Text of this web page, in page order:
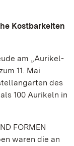
Kostbarkeiten
am „Aurikel-
11. Mai
des
100 Aurikeln in
FORMEN
waren die an